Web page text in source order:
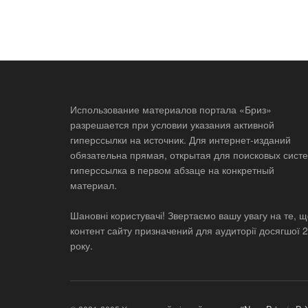
Использование материалов портала «Бриз»
разрешается при условии указания активной
гиперссылки на источник. Для интернет-изданий
обязательна прямая, открытая для поисковых
гиперссылка в первом абзаце на конкретный
материал.
Шановні користувачі! Звертаємо вашу увагу на те,
контент сайту призначений для аудиторії досягшої
року.